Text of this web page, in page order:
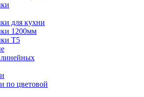
для кухни
1200мм
Т5
по цветовой